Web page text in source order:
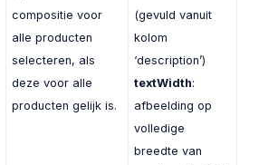
compositie voor
alle producten
selecteren, als
deze voor alle
producten gelijk is.
(gevuld vanuit
kolom
‘description’)
textWidth:
afbeelding op
volledige
breedte van